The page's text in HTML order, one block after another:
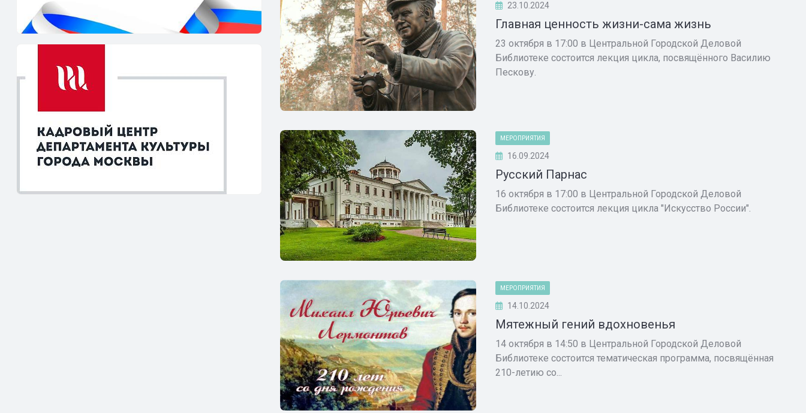
23.10.2024
Главная ценность жизни-сама жизнь
23 октября в 17:00 в Центральной Городской Деловой
Библиотеке состоится лекция цикла, посвящённого Василию
Пескову.
МЕРОПРИЯТИЯ
16.09.2024
Русский Парнас
16 октября в 17:00 в Центральной Городской Деловой
Библиотеке состоится лекция цикла "Искусство России".
МЕРОПРИЯТИЯ
14.10.2024
Мятежный гений вдохновенья
14 октября в 14:50 в Центральной Городской Деловой
Библиотеке состоится тематическая программа, посвящённая
210-летию со...